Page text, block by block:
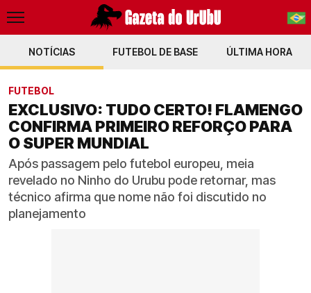
PT-BR
NOTÍCIAS FUTEBOL DE BASE ÚLTIMA HORA
FUTEBOL
EXCLUSIVO: TUDO CERTO! FLAMENGO
CONFIRMA PRIMEIRO REFORÇO PARA
O SUPER MUNDIAL
Após passagem pelo futebol europeu, meia
revelado no Ninho do Urubu pode retornar, mas
técnico afirma que nome não foi discutido no
planejamento